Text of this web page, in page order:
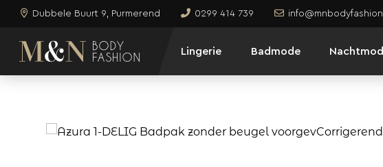
Dubbele Buurt 9, Purmerend 0299 414 739
Lingerie Badmode